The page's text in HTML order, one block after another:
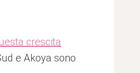
crescita
e Akoya sono